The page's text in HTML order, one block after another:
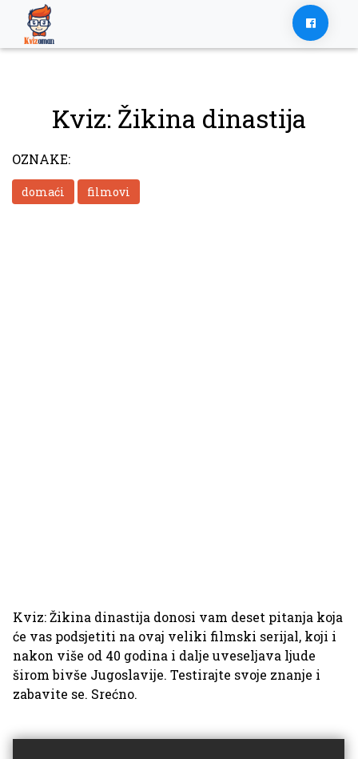
content
Kviz: Žikina dinastija
OZNAKE:
domaći filmovi
Kviz: Žikina dinastija donosi vam deset pitanja koja
će vas podsjetiti na ovaj veliki filmski serijal, koji i
nakon više od 40 godina i dalje uveseljava ljude
širom bivše Jugoslavije. Testirajte svoje znanje i
zabavite se. Srećno.